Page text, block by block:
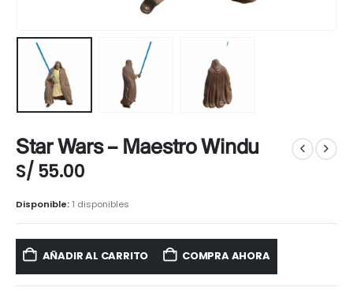
Star Wars – Maestro Windu
S/ 55.00
Disponible: 1 disponibles
AÑADIR AL CARRITO COMPRA AHORA